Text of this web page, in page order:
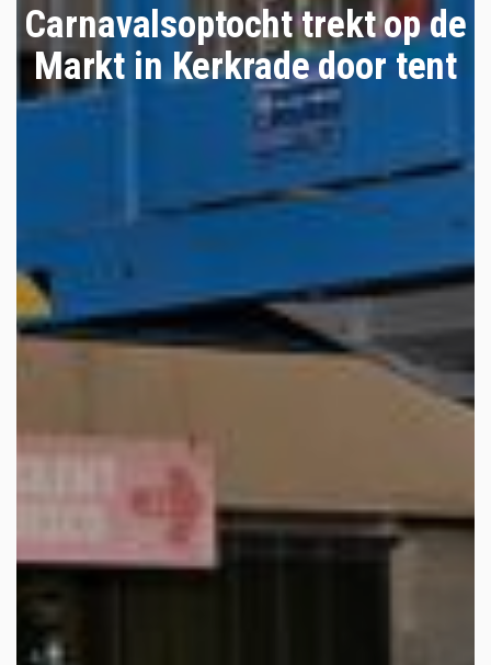
Carnavalsoptocht trekt op de
Markt in Kerkrade door tent